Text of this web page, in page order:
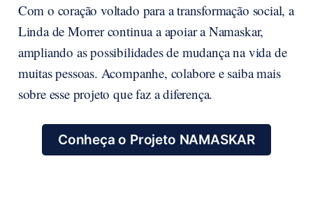
Com o coração voltado para a transformação social, a
Linda de Morrer continua a apoiar a Namaskar,
ampliando as possibilidades de mudança na vida de
muitas pessoas. Acompanhe, colabore e saiba mais
sobre esse projeto que faz a diferença.
Conheça o Projeto NAMASKAR